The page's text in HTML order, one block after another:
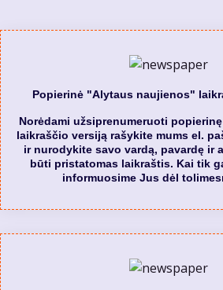
Popierinė "Alytaus naujienos"
Norėdami užsiprenumeruoti
laikraščio versiją rašykite mums el.
ir nurodykite savo vardą, pavardę ir
būti pristatomas laikraštis. Kai tik
informuosime Jus dėl